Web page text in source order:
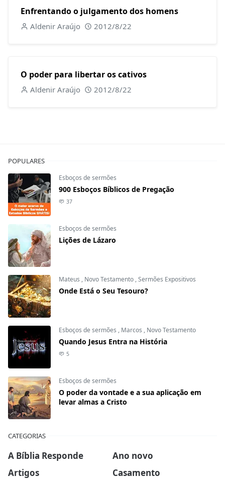
Enfrentando o julgamento dos homens
Aldenir Araújo 2012/8/22
O poder para libertar os cativos
Aldenir Araújo 2012/8/22
POPULARES
Esboços de sermões
900 Esboços Bíblicos de Pregação
37
Esboços de sermões
Lições de Lázaro
Mateus , Novo Testamento ,Sermões Expositivos
Onde Está o Seu Tesouro?
Esboços de sermões , Marcos , Novo Testamento
Quando Jesus Entra na História
5
Esboços de sermões
O poder da vontade e a sua aplicação em
levar almas a Cristo
CATEGORIAS
A Bíblia Responde
Ano novo
Artigos
Casamento